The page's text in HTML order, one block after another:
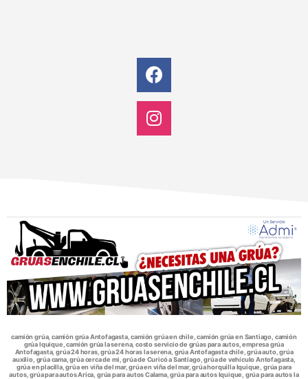
camión grúa, camión grúa Antofagasta, camión grúa en chile, camión grúa en Santiago, camión
grúa Iquique, camión grúa la serena, costo servicio de grúas para autos, empresa grúa
Antofagasta, grúa 24 horas, grúa 24 horas la serena, grúa Antofagasta chile, grúa auto, grúa
auxilio, grúa cama, grúa cerca de mi, grúa de Curicó a Santiago, grúa de vehículo Antofagasta,
grúa en placilla, grúa en viña del mar, grúa en viña del mar, grúa horquilla Iquique, grúa para
autos, grúa para autos Arica, grúa para autos Calama, grúa para autos Iquique, grúa para autos la